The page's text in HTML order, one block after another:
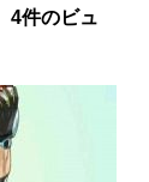
4件のビュ